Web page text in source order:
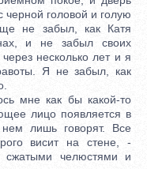
черной головой и голую
не забыл, как Катя
и не забыл своих
несколько лет и я
Я не забыл, как
мне как бы какой-то
лицо появляется в
лишь говорят. Все
висит на стене, -
челюстями и